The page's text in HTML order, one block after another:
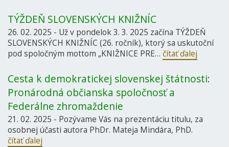
TÝŽDEŇ SLOVENSKÝCH KNIŽNÍC
26. 02. 2025 - Už v pondelok 3. 3. 2025 začína TÝŽDEŇ
SLOVENSKÝCH KNIŽNÍC (26. ročník), ktorý sa uskutoční
pod spoločným mottom „KNIŽNICE PRE… čítať ďalej
Cesta k demokratickej slovenskej štátnosti:
Pronárodná občianska spoločnosť a
Federálne zhromaždenie
21. 02. 2025 - Pozývame Vás na prezentáciu titulu, za
osobnej účasti autora PhDr. Mateja Mindára, PhD.
čítať ďalej